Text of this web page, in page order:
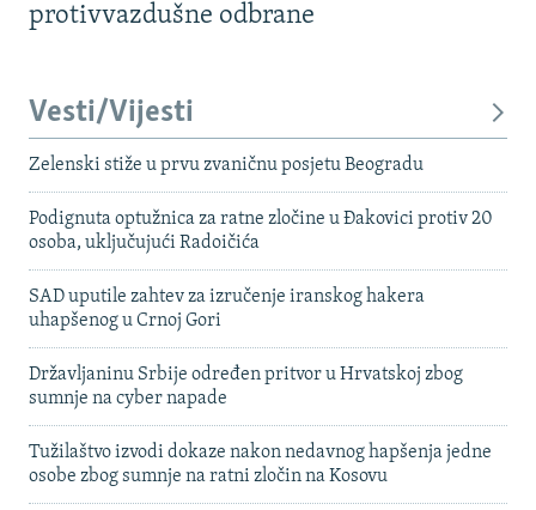
protivvazdušne odbrane
Vesti/Vijesti
Zelenski stiže u prvu zvaničnu posjetu Beogradu
Podignuta optužnica za ratne zločine u Đakovici protiv 20
osoba, uključujući Radoičića
SAD uputile zahtev za izručenje iranskog hakera
uhapšenog u Crnoj Gori
Državljaninu Srbije određen pritvor u Hrvatskoj zbog
sumnje na cyber napade
Tužilaštvo izvodi dokaze nakon nedavnog hapšenja jedne
osobe zbog sumnje na ratni zločin na Kosovu